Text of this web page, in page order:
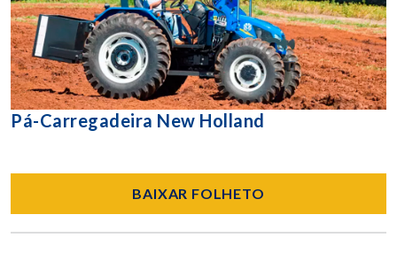
Pá-Carregadeira New Holland
BAIXAR FOLHETO